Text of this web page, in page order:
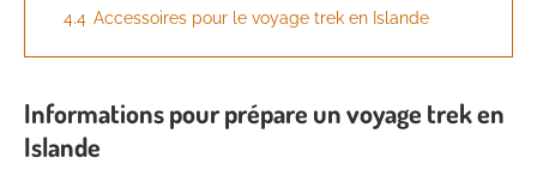
4.4 Accessoires pour le voyage trek en Islande
Informations pour prépare un voyage trek en
Islande